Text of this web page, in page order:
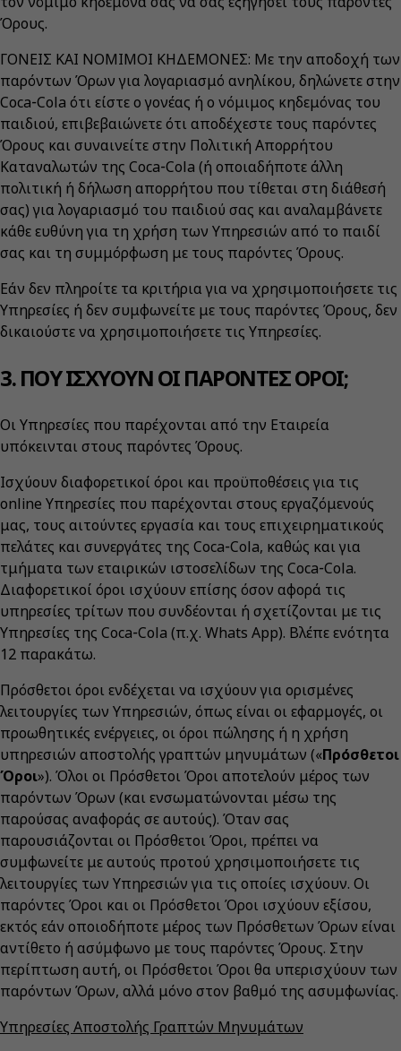
Όρους.
ΓΟΝΕΙΣ ΚΑΙ ΝΟΜΙΜΟΙ ΚΗΔΕΜΟΝΕΣ: Με την αποδοχή των
παρόντων Όρων για λογαριασμό ανηλίκου, δηλώνετε στην
Coca‑Cola ότι είστε ο γονέας ή ο νόμιμος κηδεμόνας του
παιδιού, επιβεβαιώνετε ότι αποδέχεστε τους παρόντες
Όρους και συναινείτε στην Πολιτική Απορρήτου
Καταναλωτών της Coca‑Cola (ή οποιαδήποτε άλλη
πολιτική ή δήλωση απορρήτου που τίθεται στη διάθεσή
σας) για λογαριασμό του παιδιού σας και αναλαμβάνετε
κάθε ευθύνη για τη χρήση των Υπηρεσιών από το παιδί
σας και τη συμμόρφωση με τους παρόντες Όρους.
Εάν δεν πληροίτε τα κριτήρια για να χρησιμοποιήσετε τις
Υπηρεσίες ή δεν συμφωνείτε με τους παρόντες Όρους, δεν
δικαιούστε να χρησιμοποιήσετε τις Υπηρεσίες.
3. ΠΟΥ ΙΣΧΥΟΥΝ ΟΙ ΠΑΡΟΝΤΕΣ ΟΡΟΙ;
Οι Υπηρεσίες που παρέχονται από την Εταιρεία
υπόκεινται στους παρόντες Όρους.
Ισχύουν διαφορετικοί όροι και προϋποθέσεις για τις
online Υπηρεσίες που παρέχονται στους εργαζόμενούς
μας, τους αιτούντες εργασία και τους επιχειρηματικούς
πελάτες και συνεργάτες της Coca‑Cola, καθώς και για
τμήματα των εταιρικών ιστοσελίδων της Coca‑Cola.
Διαφορετικοί όροι ισχύουν επίσης όσον αφορά τις
υπηρεσίες τρίτων που συνδέονται ή σχετίζονται με τις
Υπηρεσίες της Coca‑Cola (π.χ. Whats App). Βλέπε ενότητα
12 παρακάτω.
Πρόσθετοι όροι ενδέχεται να ισχύουν για ορισμένες
λειτουργίες των Υπηρεσιών, όπως είναι οι εφαρμογές, οι
προωθητικές ενέργειες, οι όροι πώλησης ή η χρήση
υπηρεσιών αποστολής γραπτών μηνυμάτων («Πρόσθετοι
Όροι»). Όλοι οι Πρόσθετοι Όροι αποτελούν μέρος των
παρόντων Όρων (και ενσωματώνονται μέσω της
παρούσας αναφοράς σε αυτούς). Όταν σας
παρουσιάζονται οι Πρόσθετοι Όροι, πρέπει να
συμφωνείτε με αυτούς προτού χρησιμοποιήσετε τις
λειτουργίες των Υπηρεσιών για τις οποίες ισχύουν. Οι
παρόντες Όροι και οι Πρόσθετοι Όροι ισχύουν εξίσου,
εκτός εάν οποιοδήποτε μέρος των Πρόσθετων Όρων είναι
αντίθετο ή ασύμφωνο με τους παρόντες Όρους. Στην
περίπτωση αυτή, οι Πρόσθετοι Όροι θα υπερισχύουν των
παρόντων Όρων, αλλά μόνο στον βαθμό της ασυμφωνίας.
Υπηρεσίες Αποστολής Γραπτών Μηνυμάτων